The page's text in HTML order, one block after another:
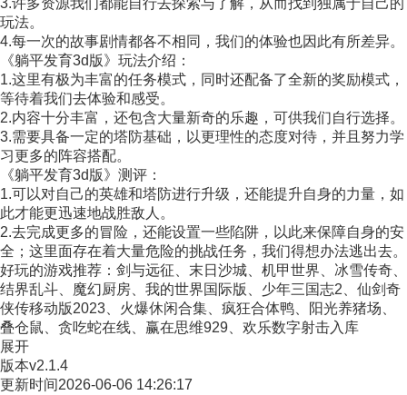
3.许多资源我们都能自行去探索与了解，从而找到独属于自己的
玩法。
4.每一次的故事剧情都各不相同，我们的体验也因此有所差异。
《躺平发育3d版》玩法介绍：
1.这里有极为丰富的任务模式，同时还配备了全新的奖励模式，
等待着我们去体验和感受。
2.内容十分丰富，还包含大量新奇的乐趣，可供我们自行选择。
3.需要具备一定的塔防基础，以更理性的态度对待，并且努力学
习更多的阵容搭配。
《躺平发育3d版》测评：
1.可以对自己的英雄和塔防进行升级，还能提升自身的力量，如
此才能更迅速地战胜敌人。
2.去完成更多的冒险，还能设置一些陷阱，以此来保障自身的安
全；这里面存在着大量危险的挑战任务，我们得想办法逃出去。
好玩的游戏推荐：剑与远征、末日沙城、机甲世界、冰雪传奇、
结界乱斗、魔幻厨房、我的世界国际版、少年三国志2、仙剑奇
侠传移动版2023、火爆休闲合集、疯狂合体鸭、阳光养猪场、
叠仓鼠、贪吃蛇在线、赢在思维929、欢乐数字射击入库
展开
版本v2.1.4
更新时间2026-06-06 14:26:17